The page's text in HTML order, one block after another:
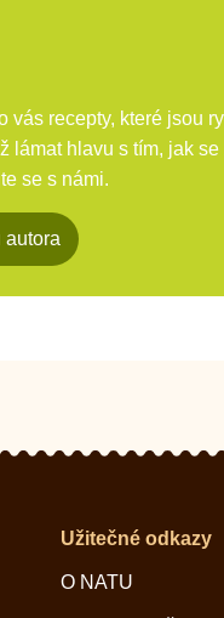
vás recepty, které jsou
lámat hlavu s tím, jak
se s námi.
autora
Užitečné odkazy
O NATU